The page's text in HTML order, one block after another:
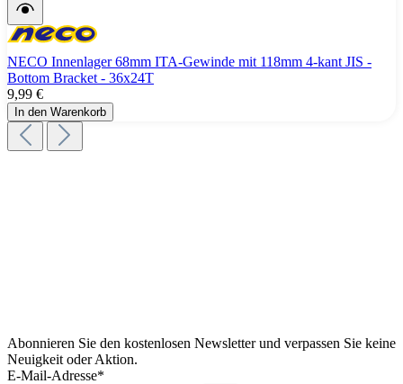
NECO Innenlager 68mm ITA-Gewinde mit 118mm 4-kant JIS -
Bottom Bracket - 36x24T
9,99 €
In den Warenkorb
Abonnieren Sie den kostenlosen Newsletter und verpassen Sie keine
Neuigkeit oder Aktion.
E-Mail-Adresse*